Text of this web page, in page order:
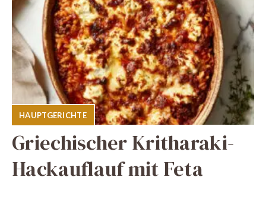
HAUPTGERICHTE
Griechischer Kritharaki-
Hackauflauf mit Feta